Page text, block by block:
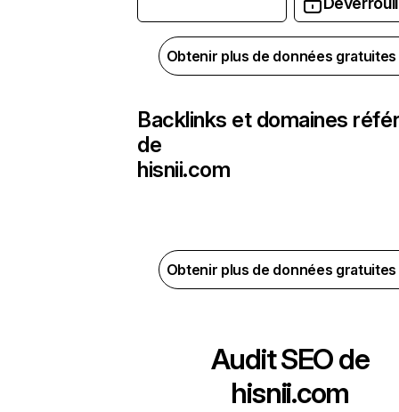
Obtenir plus de données
Backlinks et domaines
de
hisnii.com
Obtenir plus de données
Audit SEO de
hisnii.com